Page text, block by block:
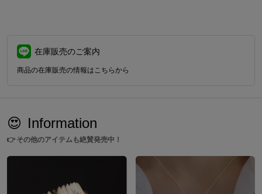
在庫販売のご案内
商品の在庫販売の情報はこちらから
😍 Information
👉その他のアイテムも絶賛発売中！